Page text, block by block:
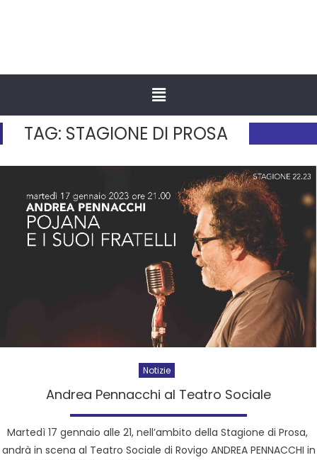
TAG: STAGIONE DI PROSA
Notizie
Andrea Pennacchi al Teatro Sociale
Martedì 17 gennaio alle 21, nell’ambito della Stagione di Prosa,
andrà in scena al Teatro Sociale di Rovigo ANDREA PENNACCHI in